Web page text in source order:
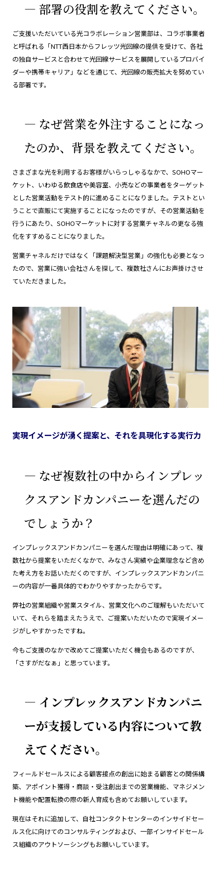
― 部署の役割を教えてください。
ご支援いただいている光コラボレーション営業部は、コラボ事業者
と呼ばれる「NTT西日本からフレッツ光回線の提供を受けて、各社
の独自サービスと合わせて光回線サービスを展開しているプロバイ
ダーや携帯キャリア」などを通じて、光回線の販売拡大を努めてい
る部署です。
― なぜ営業を外注することになっ
たのか、背景を教えてください。
さまざまな光を利用するお客様がいらっしゃるなかで、SOHOマー
ケット、いわゆる飲食店や美容室、小売などの事業者をターゲット
とした営業活動をテスト的に進めることになりました。テストとい
うことで直販にて実施することになったのですが、その営業活動を
行うにあたり、SOHOマーケットに対する営業チャネルの更なる強
化をすすめることになりました。
営業チャネルだけではなく「課題解決型営業」の強化も必要となっ
たので、営業に強い会社さんを探して、複数社さんにお声掛けさせ
ていただきました。
実現イメージが湧く提案と、それを具現化する実行力
― なぜ複数社の中からインプレッ
クスアンドカンパニーを選んだの
でしょうか？
インプレックスアンドカンパニーを選んだ理由は明確にあって、複
数社から提案をいただくなかで、みなさん実績や企業理念など含め
た考え方をお話いただくのですが、インプレックスアンドカンパニ
ーの内容が一番具体的でわかりやすかったからです。
弊社の営業組織や営業スタイル、営業文化へのご理解もいただいて
いて、それらを踏まえたうえで、ご提案いただいたので実現イメー
ジがしやすかったですね。
今もご支援のなかで改めてご提案いただく機会もあるのですが、
「さすがだなぁ」と思っています。
― インプレックスアンドカンパニ
ーが支援している内容について教
えてください。
フィールドセールスによる顧客接点の創出に始まる顧客との関係構
築、アポイント獲得・商談・受注創出までの営業機能、マネジメン
ト機能や配置転換の際の新人育成も含めてお願いしています。
現在はそれに追加して、自社コンタクトセンターのインサイドセー
ルス化に向けてのコンサルティングおよび、一部インサイドセール
ス組織のアウトソーシングもお願いしています。